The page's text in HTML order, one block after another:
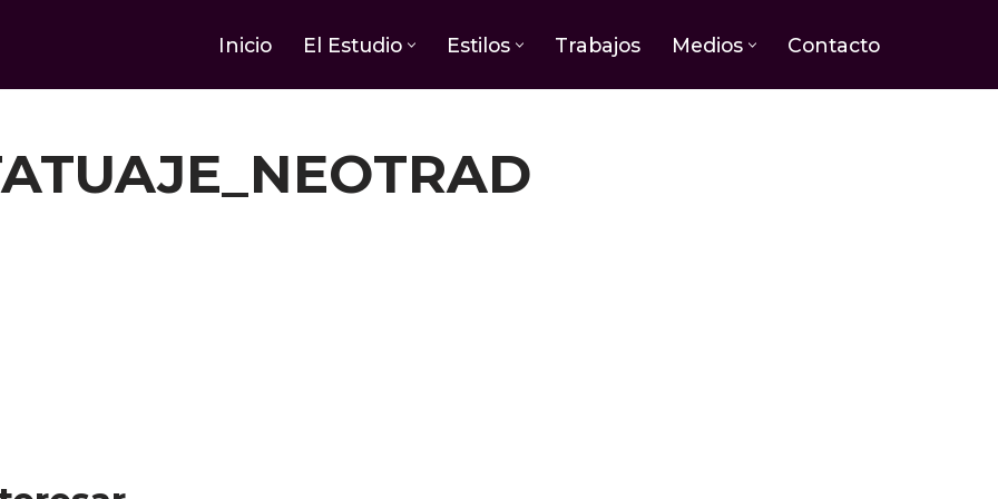
Inicio El Estudio Estilos Trabajos Medios Contacto